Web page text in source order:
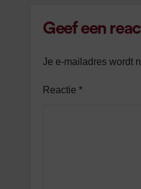
Geef een
Je e-mailadres wordt
Reactie *